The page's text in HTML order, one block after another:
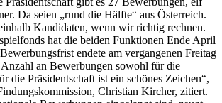
Da seien „rund die Hälfte“ aus Österreich.
Kandidaten, wenn wir richtig rechnen.
hat die beiden Funktionen Ende April
endete am vergangenen Freitag
an Bewerbungen sowohl für die
die Präsidentschaft ist ein schönes Zeichen“,
Christian Kircher, zitiert.